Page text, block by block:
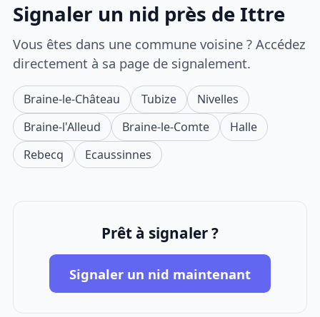
Signaler un nid près de Ittre
Vous êtes dans une commune voisine ? Accédez
directement à sa page de signalement.
Braine-le-Château Tubize
Nivelles
Braine-l'Alleud
Braine-le-Comte
Halle
Rebecq
Ecaussinnes
Prêt à signaler ?
Signaler un nid maintenant